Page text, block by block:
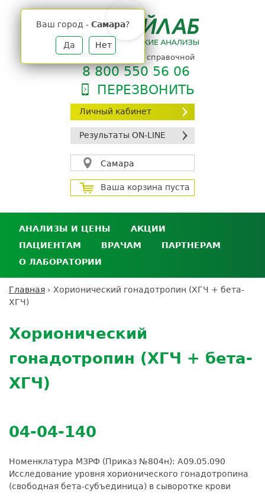
Личный кабинет
Результаты ON-LINE
Самара
Ваш город - Самара?
Да Нет
Ваша корзина пуста
телефон единой справочной
8 800 550 56 06
ПЕРЕЗВОНИТЬ
АНАЛИЗЫ И ЦЕНЫ
Анализы и цены
Где сдать анализы
Выезд на дом
Расшифровка анализов
АКЦИИ
ПАЦИЕНТАМ
Личный кабинет пациента
Дисконтная программа
Усиление профилактических мер для
безопасности пациентов
ВРАЧАМ
Сотрудничество
ПАРТНЕРАМ
кабинет
партнёра
О ЛАБОРАТОРИИ
Документы
Вы
Главная › Хорионический гонадотропин (ХГЧ + бета-
ХГЧ)
to
top
Хорионический
гонадотропин (ХГЧ + бета-
ХГЧ)
04-04-140
Номенклатура МЗРФ (Приказ №804н): A09.05.090
Исследование уровня хорионического гонадотропина
(свободная бета-субъединица) в сыворотке крови